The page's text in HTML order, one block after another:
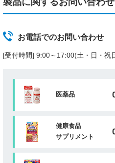
お電話でのお問い合わせ
[受付時間] 9:00～17:00(土・日・祝
医薬品
健康食品
サプリメント